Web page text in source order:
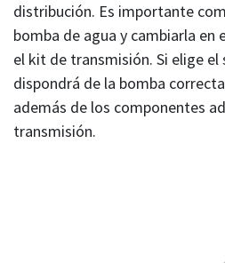
distribución. Es importante
bomba de agua y cambiarla
el kit de transmisión. Si elige el
dispondrá de la bomba
además de los componentes
transmisión.